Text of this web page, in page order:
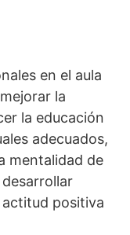
en el aula
la
la educación
adecuados,
mentalidad de
positiva